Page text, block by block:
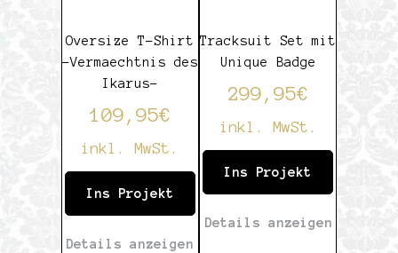
Oversize T-Shirt
-Vermaechtnis des
Ikarus-
109,95€
inkl. MwSt.
Ins Projekt
Details anzeigen
Tracksuit Set mit
Unique Badge
299,95€
inkl. MwSt.
Ins Projekt
Details anzeigen